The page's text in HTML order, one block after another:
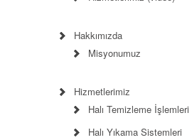
Hakkımızda
Misyonumuz
Hizmetlerimiz
Halı Temizleme İşlemleri
Halı Yıkama Sistemleri